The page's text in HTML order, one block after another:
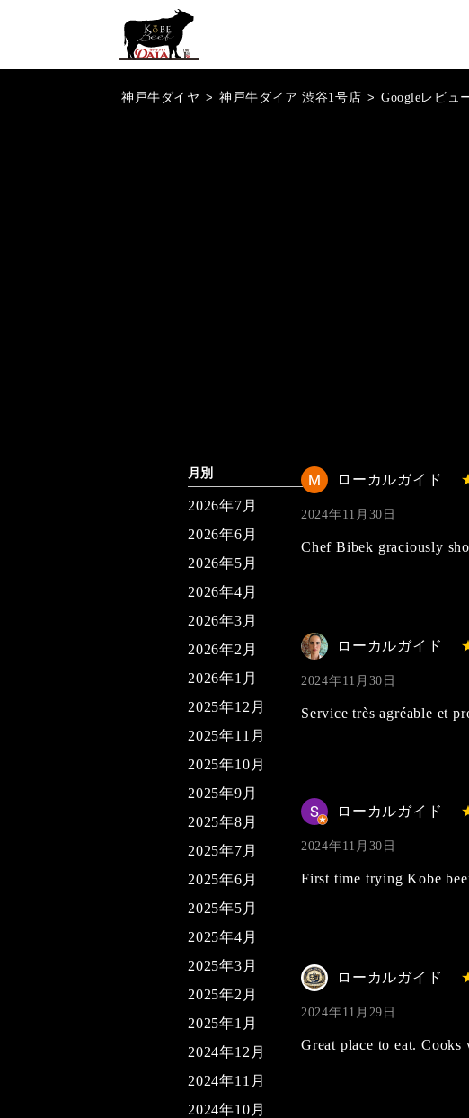
神戸牛ダイヤ > 神戸牛ダイア 渋谷1号店 > Googleレビュ
ローカルガイド
2024年11月30日
Chef Bibek graciously
ローカルガイド
2024年11月30日
Service très agréable et
ローカルガイド
2024年11月30日
First time trying Kobe
ローカルガイド
2024年11月29日
Great place to eat.
月別
2026年7月
2026年6月
2026年5月
2026年4月
2026年3月
2026年2月
2026年1月
2025年12月
2025年11月
2025年10月
2025年9月
2025年8月
2025年7月
2025年6月
2025年5月
2025年4月
2025年3月
2025年2月
2025年1月
2024年12月
2024年11月
2024年10月